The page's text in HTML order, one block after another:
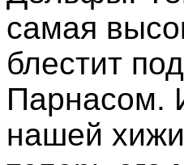
самая
блестит
Парнасом.
нашей